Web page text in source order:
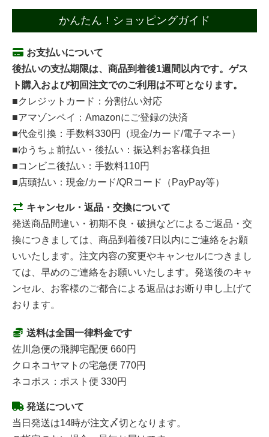
かんたん！ショッピングガイド
お支払いについて
後払いの支払期限は、商品到着後1週間以内です。ゲス
ト購入および初回注文でのご利用は不可となります。
■クレジットカード：分割払い対応
■アマゾンペイ：Amazonにご登録の決済
■代金引換：手数料330円（現金/カード/電子マネー）
■ゆうちょ前払い・後払い：振込料お客様負担
■コンビニ後払い：手数料110円
■店頭払い：現金/カード/QRコード（PayPay等）
キャンセル・返品・交換について
発送商品間違い・初期不良・破損などによるご返品・交
換につきましては、商品到着後7日以内にご連絡をお願
いいたします。注文内容の変更やキャンセルにつきまし
ては、早めのご連絡をお願いいたします。発送後のキャ
ンセル、お客様のご都合による返品はお断り申し上げて
おります。
送料は全国一律料金です
佐川急便の飛脚宅配便 660円
クロネコヤマトの宅急便 770円
ネコポス：ポスト便 330円
発送について
当日発送は14時が注文〆切となります。